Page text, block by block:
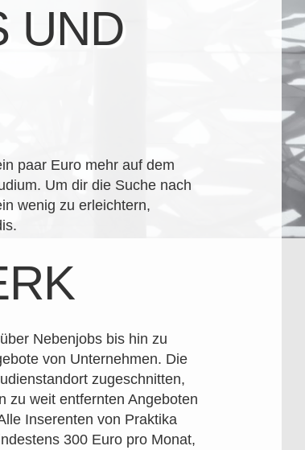
UND
paar Euro mehr auf dem
Um dir die Suche nach
wenig zu erleichtern,
Nebenjobs bis hin zu
von Unternehmen. Die
zugeschnitten,
zu weit entfernten Angeboten
Inserenten von Praktika
300 Euro pro Monat,